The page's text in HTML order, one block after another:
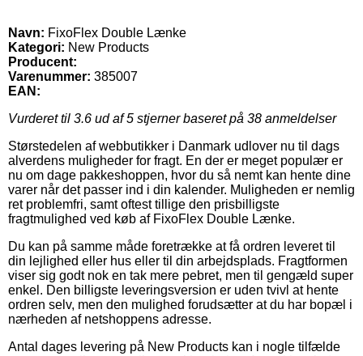
Navn: FixoFlex Double Lænke
Kategori: New Products
Producent:
Varenummer: 385007
EAN:
Vurderet til 3.6 ud af 5 stjerner baseret på 38 anmeldelser
Størstedelen af webbutikker i Danmark udlover nu til dags
alverdens muligheder for fragt. En der er meget populær er
nu om dage pakkeshoppen, hvor du så nemt kan hente dine
varer når det passer ind i din kalender. Muligheden er nemlig
ret problemfri, samt oftest tillige den prisbilligste
fragtmulighed ved køb af FixoFlex Double Lænke.
Du kan på samme måde foretrække at få ordren leveret til
din lejlighed eller hus eller til din arbejdsplads. Fragtformen
viser sig godt nok en tak mere pebret, men til gengæld super
enkel. Den billigste leveringsversion er uden tvivl at hente
ordren selv, men den mulighed forudsætter at du har bopæl i
nærheden af netshoppens adresse.
Antal dages levering på New Products kan i nogle tilfælde